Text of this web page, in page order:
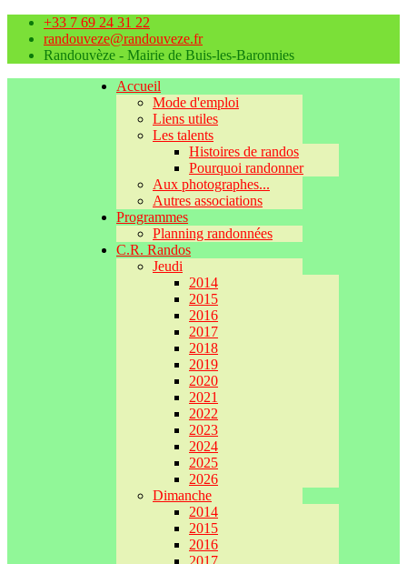
+33 7 69 24 31 22
randouveze@randouveze.fr
Randouvèze - Mairie de Buis-les-Baronnies
Accueil
Mode d'emploi
Liens utiles
Les talents
Histoires de randos
Pourquoi randonner
Aux photographes...
Autres associations
Programmes
Planning randonnées
C.R. Randos
Jeudi
2014
2015
2016
2017
2018
2019
2020
2021
2022
2023
2024
2025
2026
Dimanche
2014
2015
2016
2017